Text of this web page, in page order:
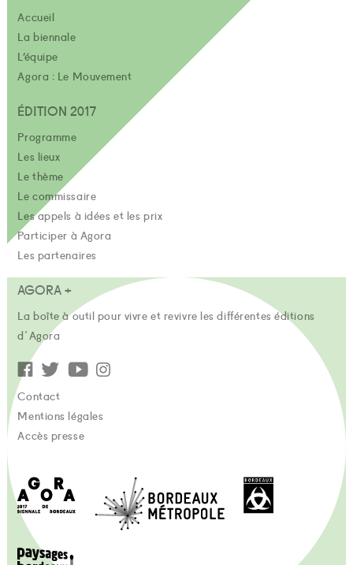
Accueil
La biennale
L’équipe
Agora : Le Mouvement
ÉDITION 2017
Programme
Les lieux
Le thème
Le commissaire
Les appels à idées et les prix
Participer à Agora
Les partenaires
AGORA +
La boîte à outil pour vivre et revivre les différentes éditions
d'Agora
Contact
Mentions légales
Accès presse